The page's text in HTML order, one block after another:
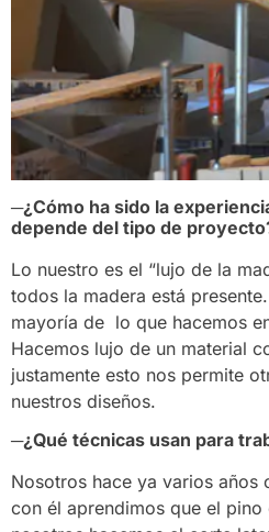
─¿Cómo ha sido la
depende del tipo de
Lo nuestro es el “lujo de la
todos la madera está
mayoría de lo que hacemos
Hacemos lujo de un material
justamente esto nos permite
nuestros diseños.
─¿Qué técnicas usan para
Nosotros hace ya varios años
con él aprendimos que el